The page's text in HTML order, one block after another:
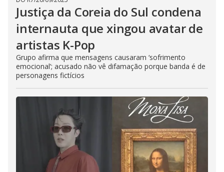
Justiça da Coreia do Sul condena
internauta que xingou avatar de
artistas K-Pop
Grupo afirma que mensagens causaram ‘sofrimento
emocional’; acusado não vê difamação porque banda é de
personagens fictícios